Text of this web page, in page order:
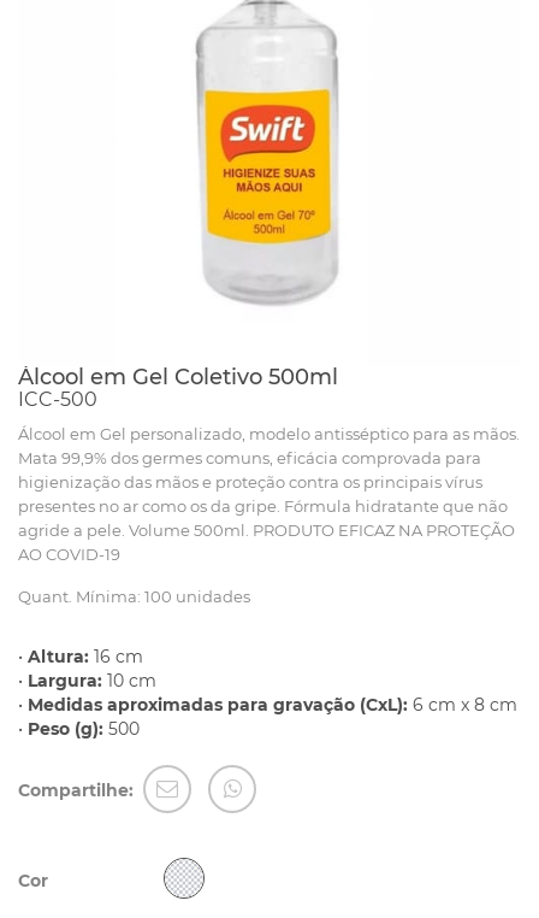
Álcool em Gel Coletivo 500ml
ICC-500
Álcool em Gel personalizado, modelo antisséptico para as mãos.
Mata 99,9% dos germes comuns, eficácia comprovada para
higienização das mãos e proteção contra os principais vírus
presentes no ar como os da gripe. Fórmula hidratante que não
agride a pele. Volume 500ml. PRODUTO EFICAZ NA PROTEÇÃO
AO COVID-19
Quant. Mínima: 100 unidades
• Altura: 16 cm
• Largura: 10 cm
• Medidas aproximadas para gravação (CxL): 6 cm x 8 cm
• Peso (g): 500
Compartilhe:
Cor